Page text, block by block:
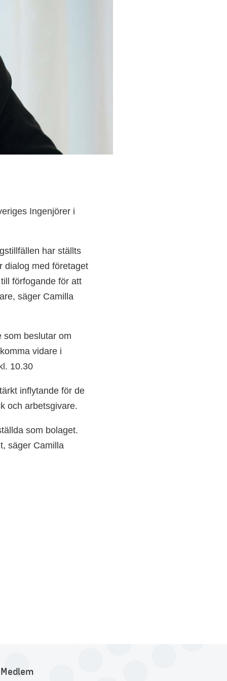
Ingenjörer i
har ställts
dialog med företaget
förfogande för att
säger Camilla
som beslutar om
vidare i
10.30
inflytande för de
och arbetsgivare.
som bolaget.
säger Camilla
Medlem